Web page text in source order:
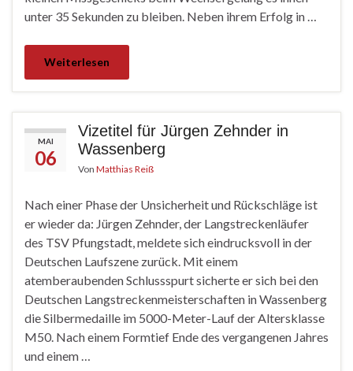
unter 35 Sekunden zu bleiben. Neben ihrem Erfolg in …
Weiterlesen
MAI
06
Vizetitel für Jürgen Zehnder in
Wassenberg
Von Matthias Reiß
Nach einer Phase der Unsicherheit und Rückschläge ist
er wieder da: Jürgen Zehnder, der Langstreckenläufer
des TSV Pfungstadt, meldete sich eindrucksvoll in der
Deutschen Laufszene zurück. Mit einem
atemberaubenden Schlussspurt sicherte er sich bei den
Deutschen Langstreckenmeisterschaften in Wassenberg
die Silbermedaille im 5000-Meter-Lauf der Altersklasse
M50. Nach einem Formtief Ende des vergangenen Jahres
und einem …